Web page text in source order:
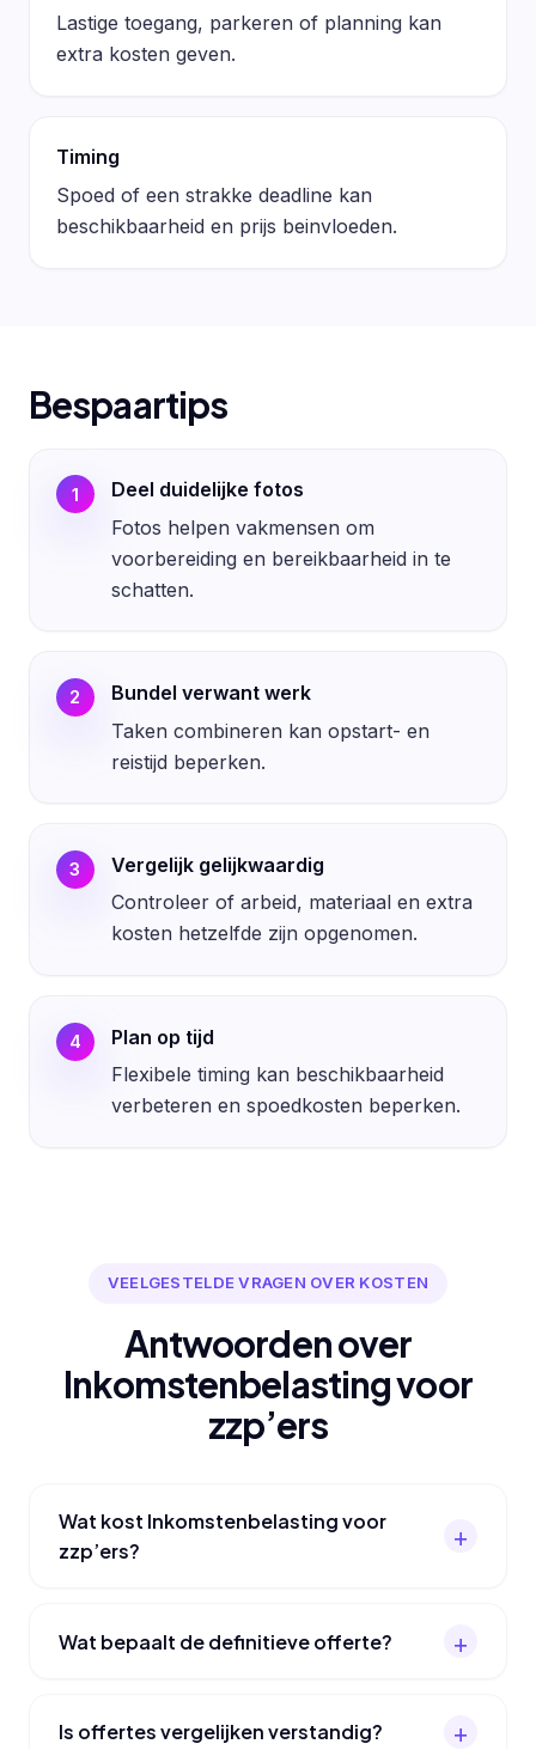
Lastige toegang, parkeren of planning kan
extra kosten geven.
Timing
Spoed of een strakke deadline kan
beschikbaarheid en prijs beinvloeden.
Bespaartips
1
Deel duidelijke fotos
Fotos helpen vakmensen om
voorbereiding en bereikbaarheid in te
schatten.
2
Bundel verwant werk
Taken combineren kan opstart- en
reistijd beperken.
3
Vergelijk gelijkwaardig
Controleer of arbeid, materiaal en extra
kosten hetzelfde zijn opgenomen.
4
Plan op tijd
Flexibele timing kan beschikbaarheid
verbeteren en spoedkosten beperken.
VEELGESTELDE VRAGEN OVER KOSTEN
Antwoorden over
Inkomstenbelasting voor
zzp’ers
Wat kost Inkomstenbelasting voor
zzp’ers?
Wat bepaalt de definitieve offerte?
Is offertes vergelijken verstandig?